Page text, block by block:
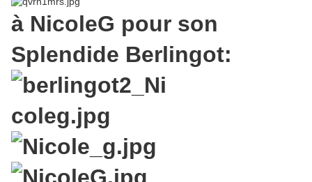
à NicoleG pour son
Splendide Berlingot: